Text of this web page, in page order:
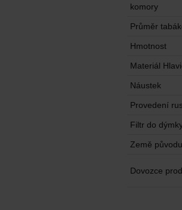
komory
Průměr
Hmotnost
Materiál
Náustek
Provedení
Filtr do
Země původu
Dovozce